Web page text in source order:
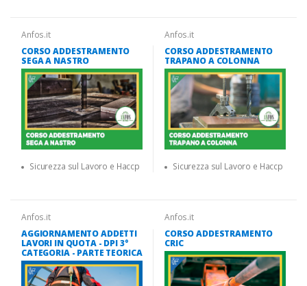
Anfos.it
CORSO ADDESTRAMENTO
SEGA A NASTRO
Sicurezza sul Lavoro e Haccp
Anfos.it
CORSO ADDESTRAMENTO
TRAPANO A COLONNA
Sicurezza sul Lavoro e Haccp
Anfos.it
AGGIORNAMENTO ADDETTI
LAVORI IN QUOTA - DPI 3°
CATEGORIA - PARTE TEORICA
Anfos.it
CORSO ADDESTRAMENTO
CRIC